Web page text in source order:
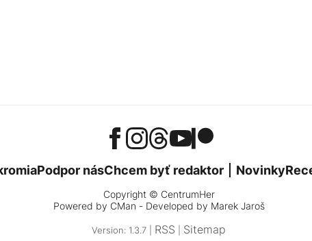
Podpor násChcem byť redaktor Novinky
Copyright © CentrumHer
Powered by CMan - Developed by Marek Jaroš
Version: 1.3.7 | RSS Sitemap